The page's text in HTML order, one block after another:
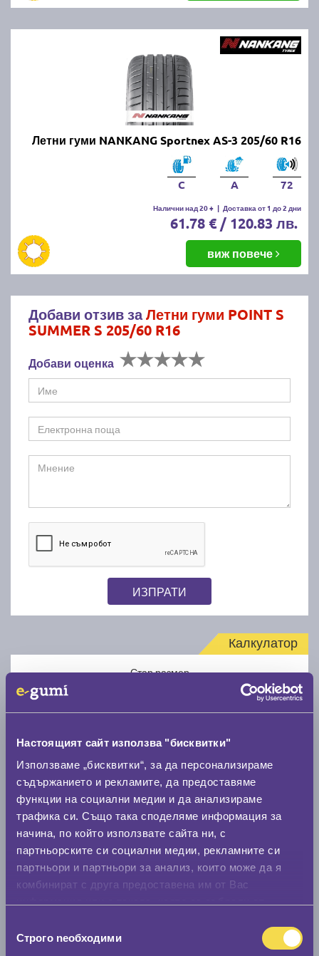
Настоящият сайт използва "бисквитки"
Използваме „бисквитки“, за да персонализираме
съдържанието и рекламите, да предоставяме
функции на социални медии и да анализираме
трафика си. Също така споделяме информация за
начина, по който използвате сайта ни, с
партньорските си социални медии, рекламните си
партньори и партньори за анализ, които може да я
комбинират с друга предоставена им от Вас
наСтрого nеобходими
Летни гуми NANKANG Sportnex AS-3 205/60 R16
C A 72
Налични над 20 + | Доставка от 1 до 2 дни
61.78 € / 120.83 лв.
виж повече
Добави отзив заЛетни гуми POINT S
SUMMER S 205/60 R16
Добави оценка
ИЗПРАТИ
Калкулатор
Стар размер
Нов размер
Стар размер